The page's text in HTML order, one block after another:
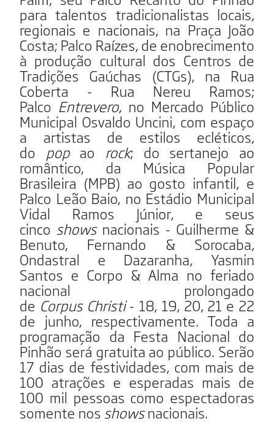
para talentos tradicionalistas locais,
regionais e nacionais, na Praça João
Costa; Palco Raízes, de enobrecimento
à produção cultural dos Centros de
Tradições Gaúchas (CTGs), na Rua
Coberta - Rua Nereu Ramos;
Palco Entrevero, no Mercado Público
Municipal Osvaldo Uncini, com espaço
a artistas de estilos ecléticos,
do popao rock; do sertanejo ao
romântico, da Música Popular
Brasileira (MPB) ao gosto infantil, e
Palco Leão Baio, no Estádio Municipal
Vidal Ramos Júnior, e seus
cinco showsnacionais - Guilherme &
Benuto, Fernando & Sorocaba,
Ondastral e Dazaranha, Yasmin
Santos e Corpo & Alma no feriado
nacional prolongado
de Corpus Christi- 18, 19, 20, 21 e 22
de junho, respectivamente. Toda a
programação da Festa Nacional do
Pinhão será gratuita ao público. Serão
17 dias de festividades, com mais de
100 atrações e esperadas mais de
100 mil pessoas como espectadoras
somente nos showsnacionais.